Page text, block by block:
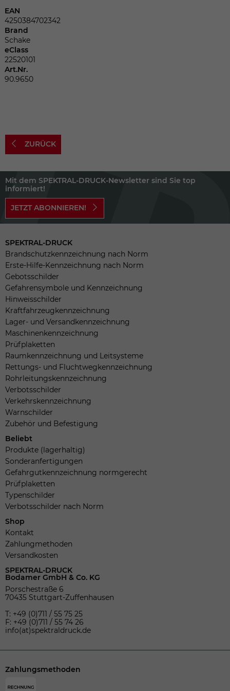
EAN
4250384702342
Brand
Schake
eClass
22520101
Art.Nr.
90.9650
ZURÜCK
Mit dem SPEKTRAL-DRUCK-Newsletter sind Sie top
informiert!
JETZT ABONNIEREN!
SPEKTRAL-DRUCK
Brandschutzkennzeichnung nach Norm
Erste-Hilfe-Kennzeichnung nach Norm
Gebotsschilder
Gefahrensymbole und Kennzeichnung
Hinweisschilder
Kraftfahrzeugkennzeichnung
Lager- und Versandkennzeichnung
Maschinenkennzeichnung
Prüfplaketten
Raumkennzeichnung und Leitsysteme
Rettungs- und Fluchtwegkennzeichnung
Rohrleitungskennzeichnung
Verbotsschilder
Verkehrskennzeichnung
Warnschilder
Zubehör und Befestigung
Beliebt
Produkte (lagerhaltig)
Sonderanfertigungen
Gefahrgutkennzeichnung normgerecht
Prüfplaketten
Typenschilder
Verbotsschilder nach Norm
Shop
Kontakt
Zahlungmethoden
Versandkosten
SPEKTRAL-DRUCK
Bodamer GmbH & Co. KG
Porschestraße 6
70435 Stuttgart-Zuffenhausen
T: +49 (0)711 / 55 75 25
F: +49 (0)711 / 55 74 26
info(at)spektraldruck.de
Zahlungsmethoden
Zweck
Laufzeit
Zweck
der Webseite anmeldet. Dient zum
festhalten des Login Status.